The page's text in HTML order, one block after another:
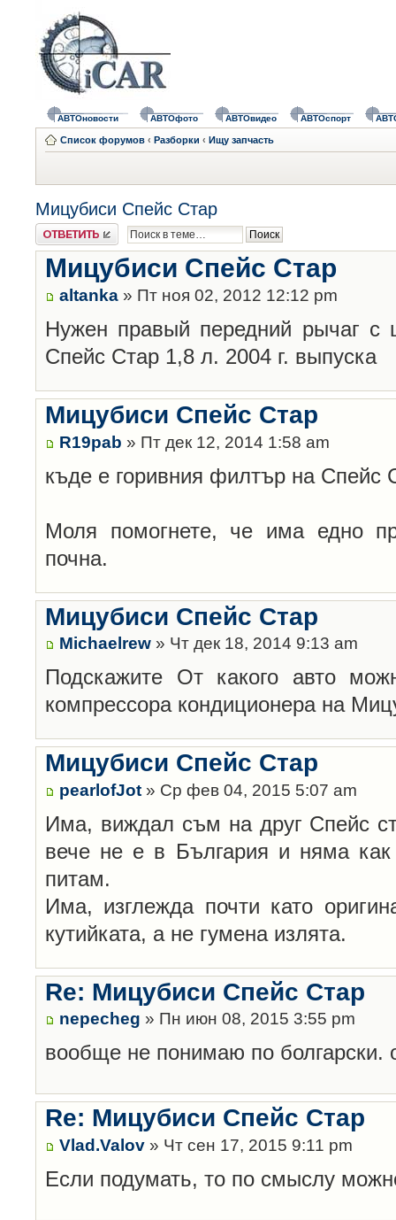
АВТОновости АВТОфото АВТОвидео АВТОспорт
Список форумов ‹ Разборки ‹ Ищу запчасть
Мицубиси Спейс Стар
Ответить
Мицубиси Спейс Стар
altanka » Пт ноя 02, 2012 12:12 pm
Нужен правый передний рычаг
Спейс Стар 1,8 л. 2004 г. выпуска
Мицубиси Спейс Стар
R19pab » Пт дек 12, 2014 1:58 am
къде е горивния филтър на Спейс
Моля помогнете, че има едно
почна.
Мицубиси Спейс Стар
Michaelrew » Чт дек 18, 2014 9:13 am
Подскажите От какого авто
компрессора кондиционера на
Мицубиси Спейс Стар
pearlofJot » Ср фев 04, 2015 5:07 am
Има, виждал съм на друг Спейс
вече не е в България и няма
питам.
Има, изглежда почти като
кутийката, а не гумена излята.
Re: Мицубиси Спейс Стар
nepecheg » Пн июн 08, 2015 3:55 pm
вообще не понимаю по болгарски.
Re: Мицубиси Спейс Стар
Vlad.Valov » Чт сен 17, 2015 9:11 pm
Если подумать, то по смыслу